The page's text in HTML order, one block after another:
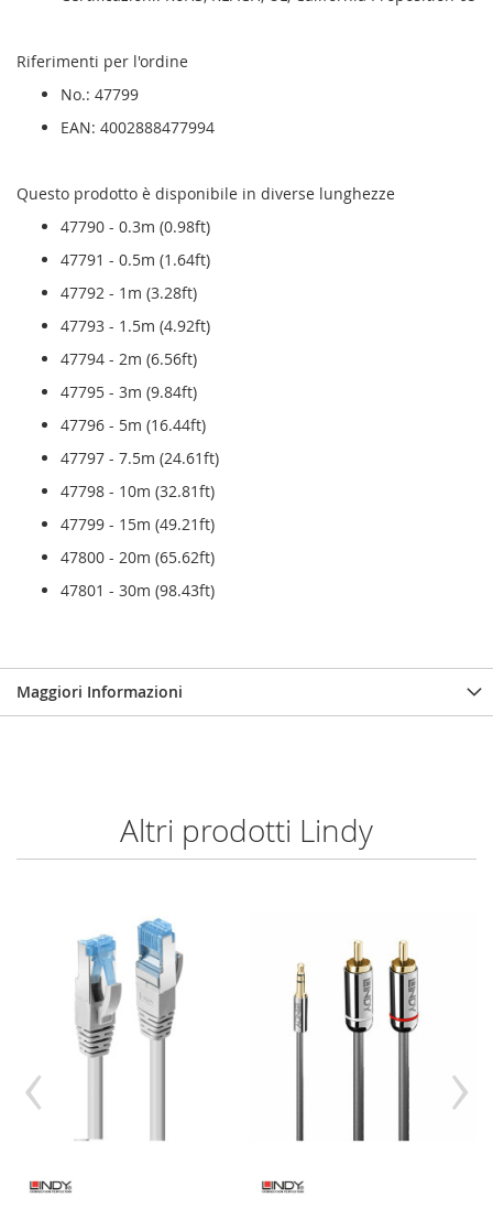
Riferimenti per l'ordine
No.: 47799
EAN: 4002888477994
Questo prodotto è disponibile in diverse lunghezze
47790 - 0.3m (0.98ft)
47791 - 0.5m (1.64ft)
47792 - 1m (3.28ft)
47793 - 1.5m (4.92ft)
47794 - 2m (6.56ft)
47795 - 3m (9.84ft)
47796 - 5m (16.44ft)
47797 - 7.5m (24.61ft)
47798 - 10m (32.81ft)
47799 - 15m (49.21ft)
47800 - 20m (65.62ft)
47801 - 30m (98.43ft)
Maggiori Informazioni
Altri prodotti Lindy
‹ ›